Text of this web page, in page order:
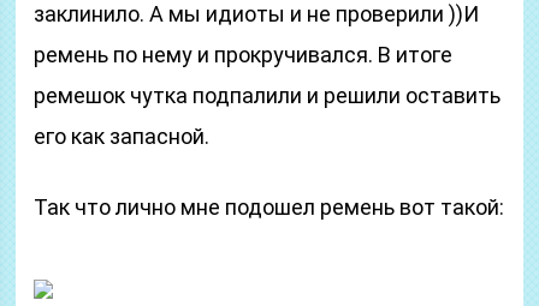
заклинило. А мы идиоты и не проверили ))И
ремень по нему и прокручивался. В итоге
ремешок чутка подпалили и решили оставить
его как запасной.
Так что лично мне подошел ремень вот такой: